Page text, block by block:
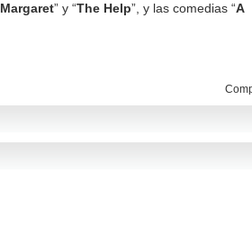
Margaret” y “The Help”, y las comedias “A